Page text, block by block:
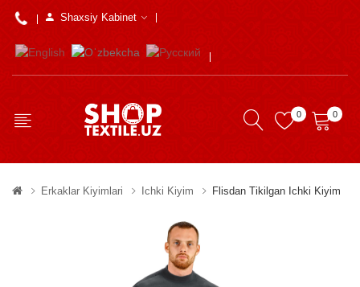
Shaxsiy Kabinet
0 0
Erkaklar Kiyimlari Ichki Kiyim Flisdan Tikilgan Ichki Kiyim